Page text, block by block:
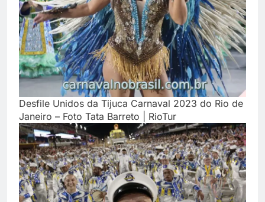
Desfile Unidos da Tijuca Carnaval 2023 do Rio de
Janeiro – Foto Tata Barreto | RioTur